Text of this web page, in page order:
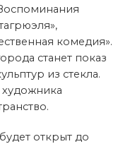
комедия».
станет показ
из стекла.
открыт до